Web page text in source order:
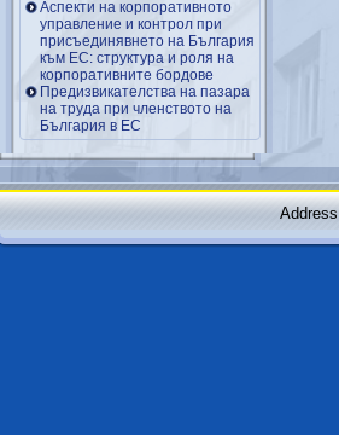
Аспекти на корпоративното
управление и контрол при
присъединявнето на България
към ЕС: структура и роля на
корпоративните бордове
Предизвикателства на пазара
на труда при членството на
България в ЕС